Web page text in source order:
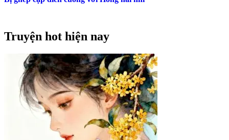
Truyện hot hiện nay